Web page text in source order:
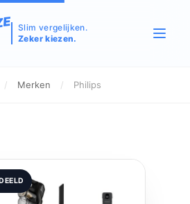
Slim vergelijken.
Zeker kiezen.
/ Merken / Philips